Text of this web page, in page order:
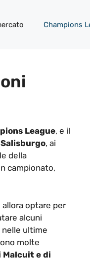
Champions
League, e il
, ai
della
campionato,
allora optare per
alcuni
ultime
molte
e di